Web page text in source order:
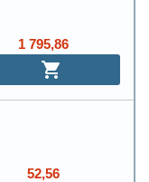
1 795,86
52,56